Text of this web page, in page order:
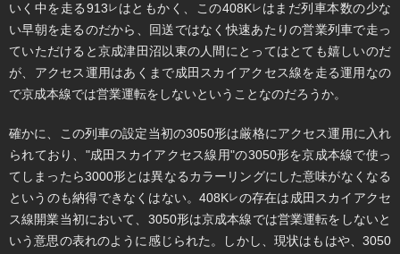
いく中を走る913レ はともかく、この408Kレ はまだ列車本数の少な
い早朝を走るのだから、回送ではなく快速あたりの営業列車で走っ
ていただけると京成津田沼以東の人間にとってはとても嬉しいのだ
が、アクセス運用はあくまで成田スカイアクセス線を走る運用なの
で京成本線では営業運転をしないということなのだろうか。
確かに、この列車の設定当初の3050形は厳格にアクセス運用に入れ
られており、"成田スカイアクセス線用"の3050形を京成本線で使っ
てしまったら3000形とは異なるカラーリングにした意味がなくなる
というのも納得できなくはない。408Kレの存在は成田スカイアクセ
ス線開業当初において、3050形は京成本線では営業運転をしないと
いう意思の表れのように感じられた。しかし、現状はもはや、3050